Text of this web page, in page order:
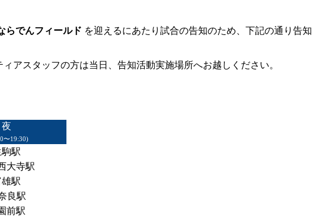
らでんフィールド を迎えるにあたり試合の告知のため、下記の通り告
アスタッフの方は当日、告知活動実施場所へお越しください。
夜
〜19:30)
駅
大寺駅
駅
良駅
前駅